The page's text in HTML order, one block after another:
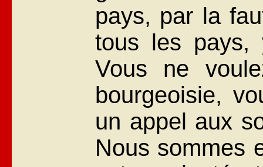
pays, par la
tous les pays,
Vous ne
bourgeoisie,
un appel aux
Nous sommes